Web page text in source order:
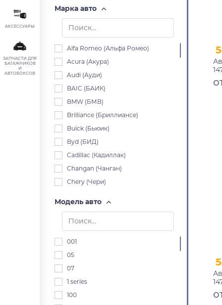
АКСЕССУАРЫ
ЗАПЧАСТИ ДЛЯ
БАГАЖНИКОВ
И
АВТОБОКСОВ
Марка авто
Alfa Romeo (Альфа Ромео)
Acura (Акура)
Audi (Ауди)
BAIC (БАИК)
BMW (БМВ)
Brilliance (Бриллиансе)
Buick (Бьюик)
Byd (БИД)
Cadillac (Кадиллак)
Changan (Чанган)
Chery (Чери)
Citroen (Ситроен)
Модель авто
001
05
07
1 series
100